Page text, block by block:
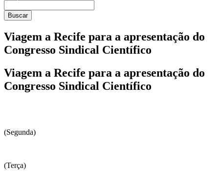
Buscar
Viagem a Recife para a apresentação do
Congresso Sindical Científico
Viagem a Recife para a apresentação do
Congresso Sindical Científico
(Segunda)
(Terça)